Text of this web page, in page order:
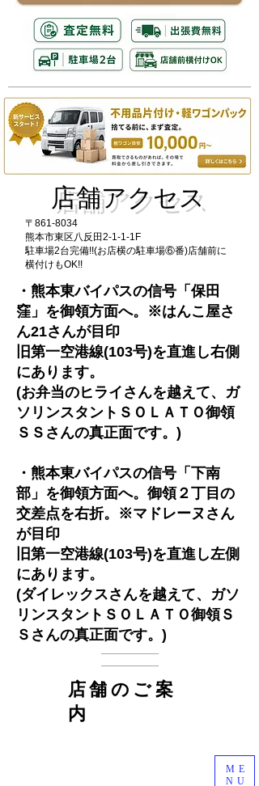
ME
NU
店舗アクセス
〒861-8034
熊本市東区八反田2-1-1-1F
​駐車場2台完備!!(お店横の駐車場⑥番)店舗前に
横付けもOK!!
・熊本東バイパスの信号「保田
窪」を御領方面へ。※はんこ屋さ
ん21さんが目印
旧第一空港線(103号)を直進し右側
にあります。
(お弁当のヒライさんを越えて、ガ
ソリンスタントＳＯＬＡＴＯ御領
ＳＳさんの真正面です。)
・熊本東バイパスの信号「下南
部」を御領方面へ。御領２丁目の
交差点を右折。※マドレーヌさん
が目印
旧第一空港線(103号)を直進し左側
にあります。
(ダイレックスさんを越えて、ガソ
リンスタント ＳＯＬＡＴＯ御領Ｓ
Ｓさんの真正面です。)
店舗のご案
内